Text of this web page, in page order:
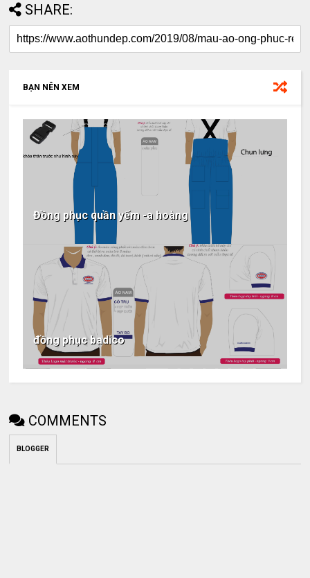
SHARE:
BẠN NÊN XEM
Đồng phục quần yếm -a hoàng
đồng phục badico
COMMENTS
BLOGGER